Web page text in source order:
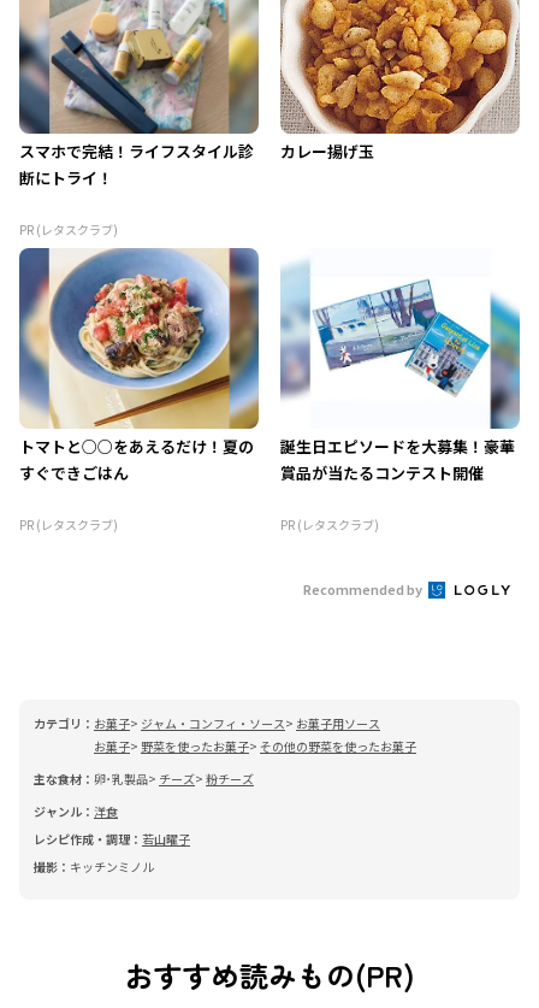
スマホで完結！ライフスタイル診
断にトライ！
PR (レタスクラブ)
カレー揚げ玉
トマトと○○をあえるだけ！夏の
すぐできごはん
PR (レタスクラブ)
誕生日エピソードを大募集！豪華
賞品が当たるコンテスト開催
PR (レタスクラブ)
Recommended by
カテゴリ： お菓子 ジャム・コンフィ・ソース
お菓子用ソース
お菓子
野菜を使ったお菓子 その他の野菜を使ったお菓子
主な食材： 卵･乳製品 チーズ 粉チーズ
ジャンル： 洋食
レシピ作成・調理： 若山曜子
撮影： キッチンミノル
おすすめ読みもの(PR)